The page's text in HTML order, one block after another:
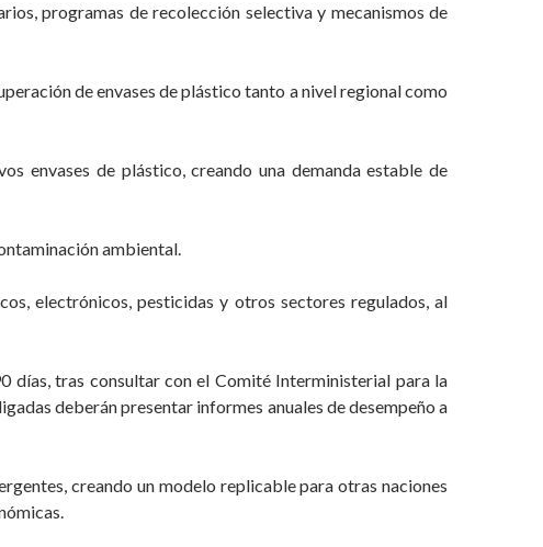
programas de recolección selectiva y mecanismos de
de envases de plástico tanto a nivel regional como
envases de plástico, creando una demanda estable de
ambiental.
electrónicos, pesticidas y otros sectores regulados, al
tras consultar con el Comité Interministerial para la
deberán presentar informes anuales de desempeño a
creando un modelo replicable para otras naciones